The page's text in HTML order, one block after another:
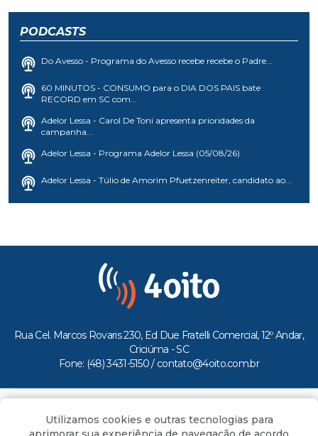
PODCASTS
Do Avesso - Programa do Avesso recebe recebe o Padre...
60 MINUTOS - CONSUMO para o DIA DOS PAIS bate
RECORD em SC com...
Adelor Lessa - Carol De Toni apresenta prioridades da
campanha...
Adelor Lessa - Programa Adelor Lessa (05/08/26)
Adelor Lessa - Túlio de Amorim Pfuetzenreiter, candidato ao...
Rua Cel. Marcos Rovaris 230, Ed Due Fratelli Comercial, 12º Andar,
Criciúma - SC
Fone: (48) 3431-5150 / contato@4oito.com.br
Todos os direitos reservados ao Portal 4oito
Utilizamos cookies e outras tecnologias para